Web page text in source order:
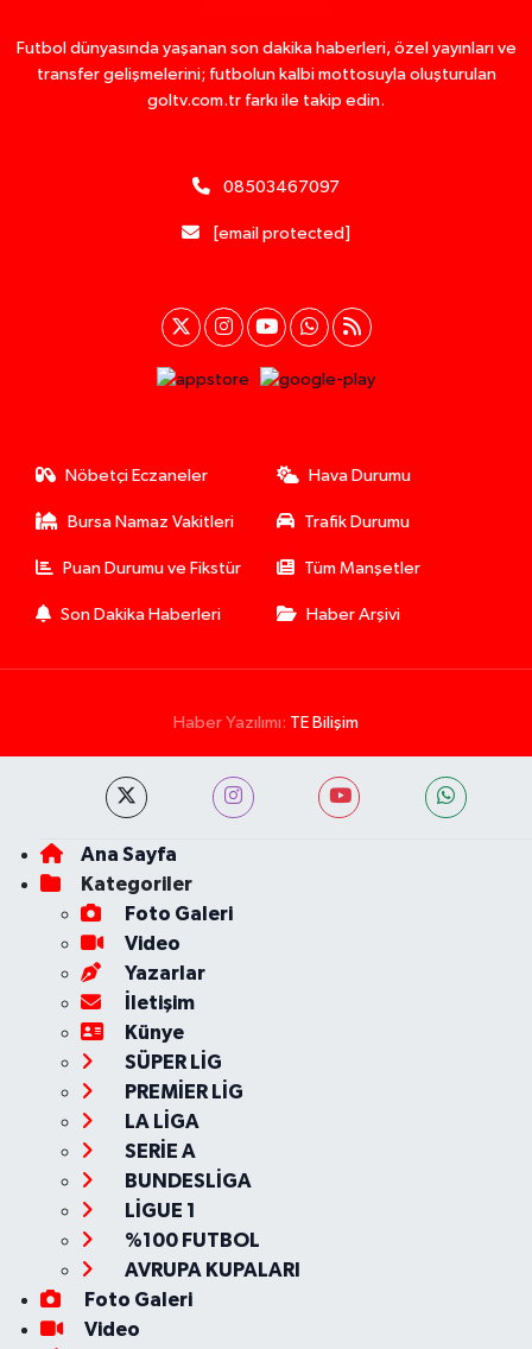
Futbol dünyasında yaşanan son dakika haberleri, özel yayınları ve
transfer gelişmelerini; futbolun kalbi mottosuyla oluşturulan
goltv.com.tr farkı ile takip edin.
08503467097
[email protected]
Nöbetçi Eczaneler Hava Durumu
Bursa Namaz Vakitleri Trafik Durumu
Puan Durumu ve Fikstür Tüm Manşetler
Son Dakika Haberleri Haber Arşivi
Haber Yazılımı: TE Bilişim
Ana Sayfa
Kategoriler
Foto Galeri
Video
Yazarlar
İletişim
Künye
SÜPER LİG
PREMİER LİG
LA LİGA
SERİE A
BUNDESLİGA
LİGUE 1
%100 FUTBOL
AVRUPA KUPALARI
Foto Galeri
Video